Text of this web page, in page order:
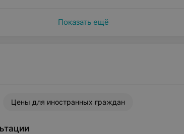
Показать ещё
Цены для иностранных граждан